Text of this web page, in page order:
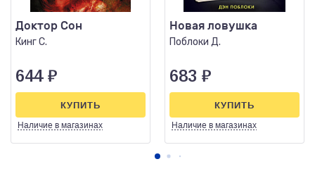
Доктор Сон
Кинг С.
644 ₽
Наличие в магазинах
КУПИТЬ
Новая ловушка
Поблоки Д.
683 ₽
Наличие в магазинах
КУПИТЬ